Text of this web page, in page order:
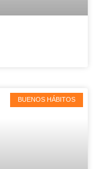
BUENOS HÁBITOS